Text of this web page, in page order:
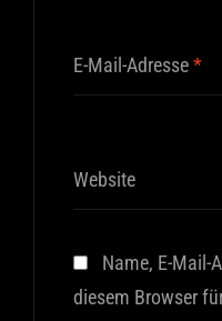
E-Mail-Adresse*
Website
Name, E-Mail-
diesem Browser